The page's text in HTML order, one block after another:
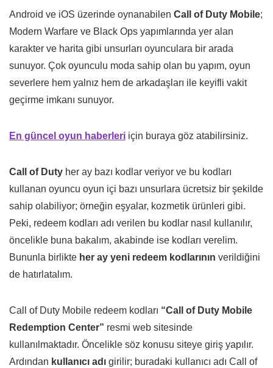
Android ve iOS üzerinde oynanabilen Call of Duty Mobile;
Modern Warfare ve Black Ops yapımlarında yer alan
karakter ve harita gibi unsurları oyunculara bir arada
sunuyor. Çok oyunculu moda sahip olan bu yapım, oyun
severlere hem yalnız hem de arkadaşları ile keyifli vakit
geçirme imkanı sunuyor.
En güncel oyun haberleri için buraya göz atabilirsiniz.
Call of Duty her ay bazı kodlar veriyor ve bu kodları
kullanan oyuncu oyun içi bazı unsurlara ücretsiz bir şekilde
sahip olabiliyor; örneğin eşyalar, kozmetik ürünleri gibi.
Peki, redeem kodları adı verilen bu kodlar nasıl kullanılır,
öncelikle buna bakalım, akabinde ise kodları verelim.
Bununla birlikte her ay yeni redeem kodlarının verildiğini
de hatırlatalım.
Call of Duty Mobile redeem kodları “Call of Duty Mobile
Redemption Center” resmi web sitesinde
kullanılmaktadır. Öncelikle söz konusu siteye giriş yapılır.
Ardından kullanıcı adı girilir; buradaki kullanıcı adı Call of